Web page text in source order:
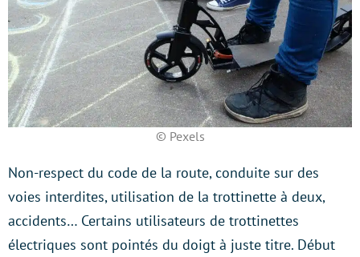
© Pexels
Non-respect du code de la route, conduite sur des
voies interdites, utilisation de la trottinette à deux,
accidents… Certains utilisateurs de trottinettes
électriques sont pointés du doigt à juste titre. Début